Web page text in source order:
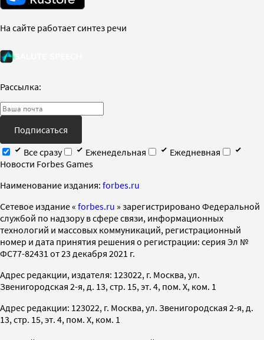
На сайте работает синтез речи
Рассылка:
Подписаться
Все сразу
Еженедельная
Ежедневная
Новости Forbes Games
Наименование издания: forbes.ru
Cетевое издание « forbes.ru » зарегистрировано Федеральной
службой по надзору в сфере связи, информационных
технологий и массовых коммуникаций, регистрационный
номер и дата принятия решения о регистрации: серия Эл №
ФС77-82431 от 23 декабря 2021 г.
Адрес редакции, издателя: 123022, г. Москва, ул.
Звенигородская 2-я, д. 13, стр. 15, эт. 4, пом. X, ком. 1
Адрес редакции: 123022, г. Москва, ул. Звенигородская 2-я, д.
13, стр. 15, эт. 4, пом. X, ком. 1